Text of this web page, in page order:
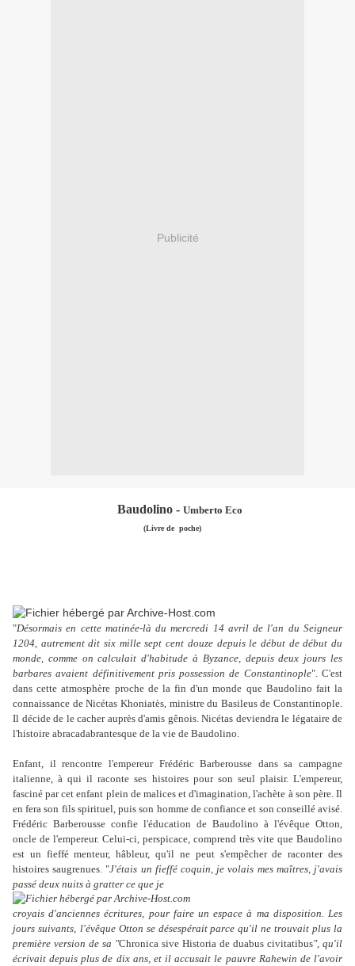
Publicité
Baudolino - Umberto Eco
(Livre de poche)
"Désormais en cette matinée-là du mercredi 14 avril de l'an du Seigneur
1204, autrement dit six mille sept cent douze depuis le début de début du
monde, comme on calculait d'habitude à Byzance, depuis deux jours les
barbares avaient définitivement pris possession de Constantinople". C'est
dans cette atmosphère proche de la fin d'un monde que Baudolino fait la
connaissance de Nicétas Khoniatès, ministre du Basileus de Constantinople.
Il décide de le cacher auprès d'amis gênois. Nicétas deviendra le légataire de
l'histoire abracadabrantesque de la vie de Baudolino.
Enfant, il rencontre l'empereur Frédéric Barberousse dans sa campagne
italienne, à qui il raconte ses histoires pour son seul plaisir. L'empereur,
fasciné par cet enfant plein de malices et d'imagination, l'achète à son père. Il
en fera son fils spirituel, puis son homme de confiance et son conseillé avisé.
Frédéric Barberousse confie l'éducation de Baudolino à l'évêque Otton,
oncle de l'empereur. Celui-ci, perspicace, comprend très vite que Baudolino
est un fieffé menteur, hâbleur, qu'il ne peut s'empêcher de raconter des
histoires saugrenues. "J'étais un fieffé coquin, je volais mes maîtres, j'avais
passé deux nuits à gratter ce que je
croyais d'anciennes écritures, pour faire un espace à ma disposition. Les
jours suivants, l'évêque Otton se désespérait parce qu'il ne trouvait plus la
première version de sa "Chronica sive Historia de duabus civitatibus", qu'il
écrivait depuis plus de dix ans, et il accusait le pauvre Rahewin de l'avoir